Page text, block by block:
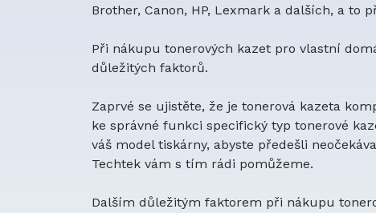
Brother, Canon, HP, Lexmark a dalších, a to
Při nákupu tonerových kazet pro vlastní
důležitých faktorů.
Zaprvé se ujistěte, že je tonerová kazeta
ke správné funkci specifický typ tonerové
váš model tiskárny, abyste předešli
Techtek vám s tím rádi pomůžeme.
Dalším důležitým faktorem při nákupu